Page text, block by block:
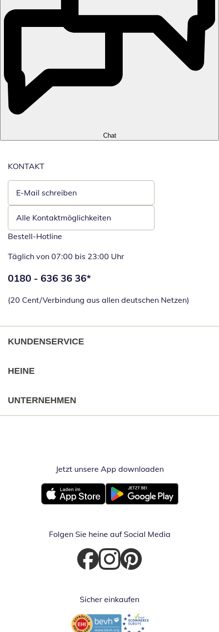
Chat
KONTAKT
E-Mail schreiben
Öffnet E-Mail-Client
Alle Kontaktmöglichkeiten
Bestell-Hotline
Täglich von 07:00 bis 23:00 Uhr
Telefonnummer:
0180 - 636 36 36*
(20 Cent/Verbindung aus allen deutschen Netzen)
KUNDENSERVICE
HEINE
UNTERNEHMEN
Jetzt unsere App downloadenÖffnet in
Öffnet in neuem FensterÖffnet in neuem Fenster
Folgen Sie heine auf Social Media
Öffnet in neuem Fenster
Öffnet in neuem Fenster
Öffnet in neuem Fenster
Sicher einkaufen